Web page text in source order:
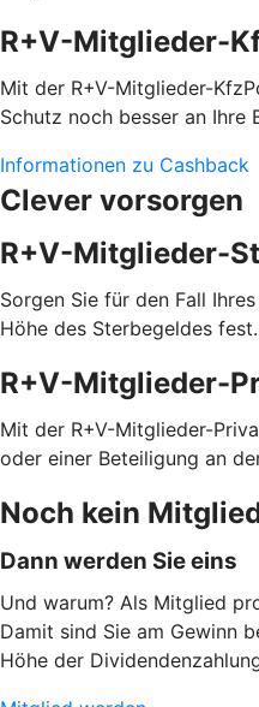
R+V-Mitglieder-
Mit der R+V-Mitglieder-
Schutz noch besser an Ihre
Informationen zu Cashback
Clever vorsorgen
R+V-Mitglieder-
Sorgen Sie für den Fall
Höhe des Sterbegeldes
R+V-Mitglieder-
Mit der R+V-Mitglieder-
oder einer Beteiligung an
Noch kein
Dann werden Sie eins
Und warum? Als Mitglied
Damit sind Sie am Gewinn
Höhe der